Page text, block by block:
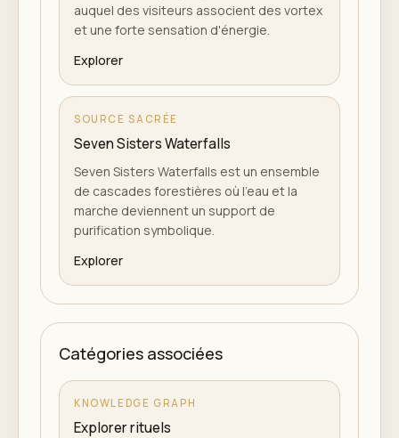
auquel des visiteurs associent des vortex
et une forte sensation d'énergie.
Explorer
SOURCE SACRÉE
Seven Sisters Waterfalls
Seven Sisters Waterfalls est un ensemble
de cascades forestières où l'eau et la
marche deviennent un support de
purification symbolique.
Explorer
Catégories associées
KNOWLEDGE GRAPH
Explorer rituels